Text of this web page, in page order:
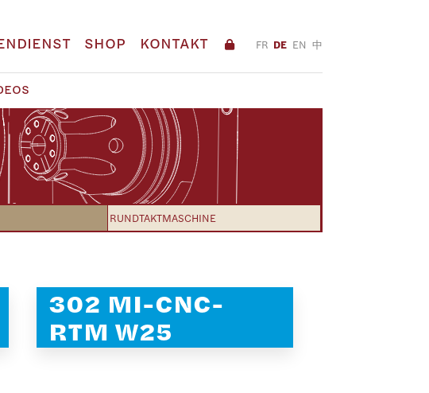
SHOP KONTAKT FR DE EN 中
RUNDTAKTMASCHINE
302 MI-CNC-
RTM W25